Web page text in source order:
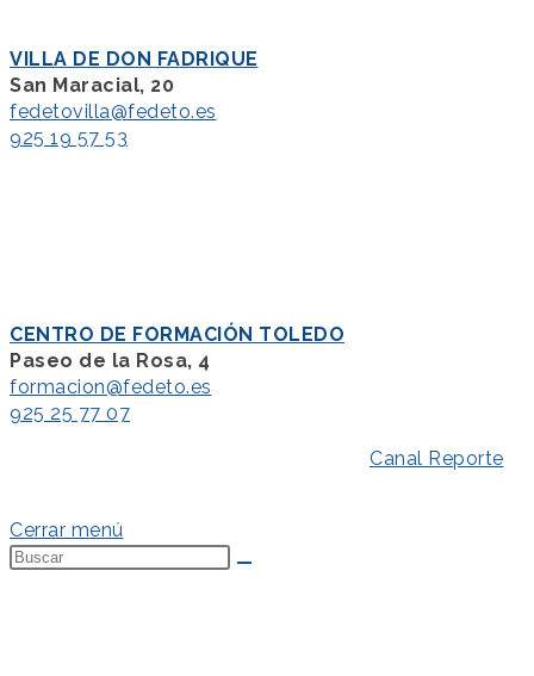
VILLA DE DON FADRIQUE
San Maracial, 20
fedetovilla@fedeto.es
925 19 57 53
CENTRO DE FORMACIÓN TOLEDO
Paseo de la Rosa, 4
formacion@fedeto.es
925 25 77 07
Canal Reporte
Cerrar menú